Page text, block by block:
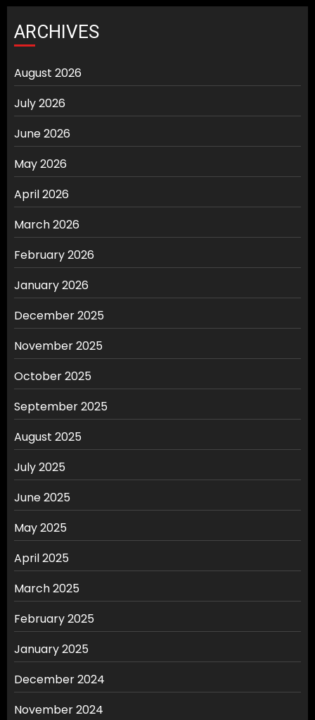
ARCHIVES
August 2026
July 2026
June 2026
May 2026
April 2026
March 2026
February 2026
January 2026
December 2025
November 2025
October 2025
September 2025
August 2025
July 2025
June 2025
May 2025
April 2025
March 2025
February 2025
January 2025
December 2024
November 2024